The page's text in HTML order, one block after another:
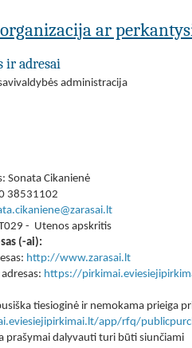
ar
ir adresai
administracija
Sonata Cikanienė
38531102
- Utenos apskritis
(-ai):
http://www.zarasai.lt
https://
tiesioginė ir nemokama prieiga
app/rfq/
prašymai dalyvauti turi būti siunčiami